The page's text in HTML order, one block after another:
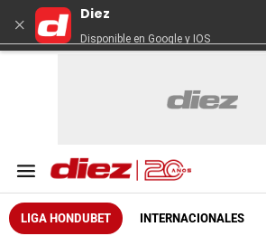
×
Diez
Disponible en Google y IOS
LIGA HONDUBET INTERNACIONALES